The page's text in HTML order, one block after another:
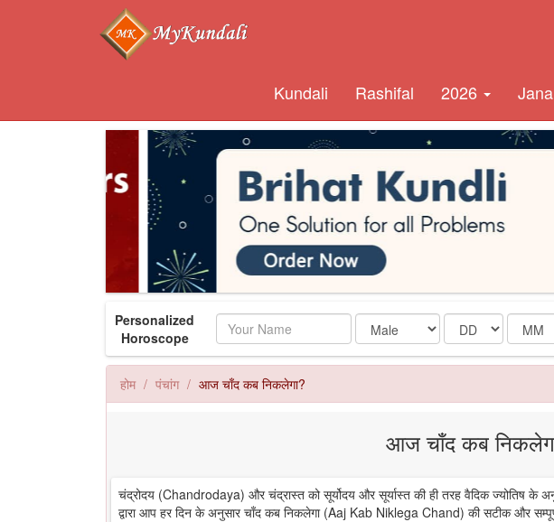
Kundali Rashifal 2026
Personalized
Horoscope
Name Date Month
होम पंचांग आज चाँद कब निकलेगा?
आज चाँद कब
चंद्रोदय (Chandrodaya) और चंद्रास्त को सूर्योदय और सूर्यास्त की ही तरह वैदिक ज्योतिष
द्वारा आप हर दिन के अनुसार चाँद कब निकलेगा (Aaj Kab Niklega Chand) की सटीक और